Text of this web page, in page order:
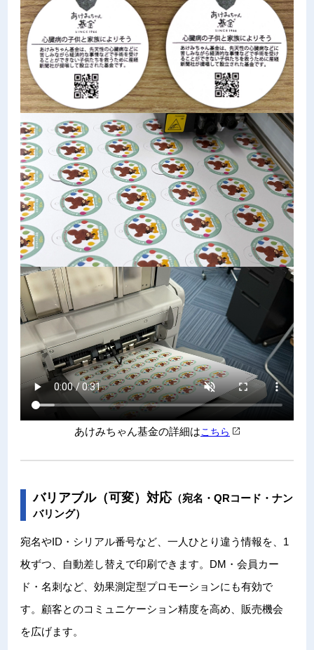
あけみちゃん基金の詳細はこちら
バリアブル（可変）対応（宛名・QRコード・ナン
バリング）
宛名やID・シリアル番号など、一人ひとり違う情報を、1
枚ずつ、自動差し替えで印刷できます。DM・会員カー
ド・名刺など、効果測定型プロモーションにも有効で
す。顧客とのコミュニケーション精度を高め、販売機会
を広げます。